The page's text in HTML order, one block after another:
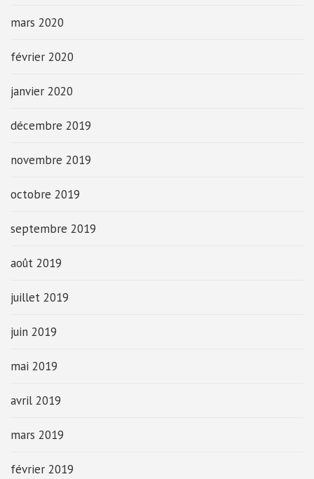
mars 2020
février 2020
janvier 2020
décembre 2019
novembre 2019
octobre 2019
septembre 2019
août 2019
juillet 2019
juin 2019
mai 2019
avril 2019
mars 2019
février 2019